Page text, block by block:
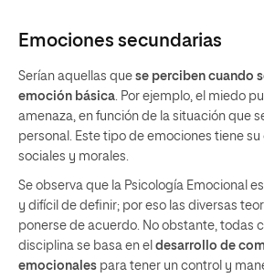
Emociones secundarias
Serían aquellas que se perciben cuando
emoción básica . Por ejemplo, el miedo
amenaza, en función de la situación que
personal. Este tipo de emociones tiene
sociales y morales.
Se observa que la Psicología Emocional
y difícil de definir; por eso las diversas
ponerse de acuerdo. No obstante, todas
disciplina se basa en el desarrollo de
emocionales para tener un control y